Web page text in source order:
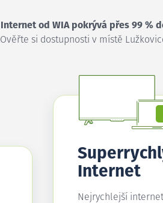
Internet od WIA pokrývá přes 99 %
Ověřte si dostupnosti v místě
Internet
Nejrychlejší